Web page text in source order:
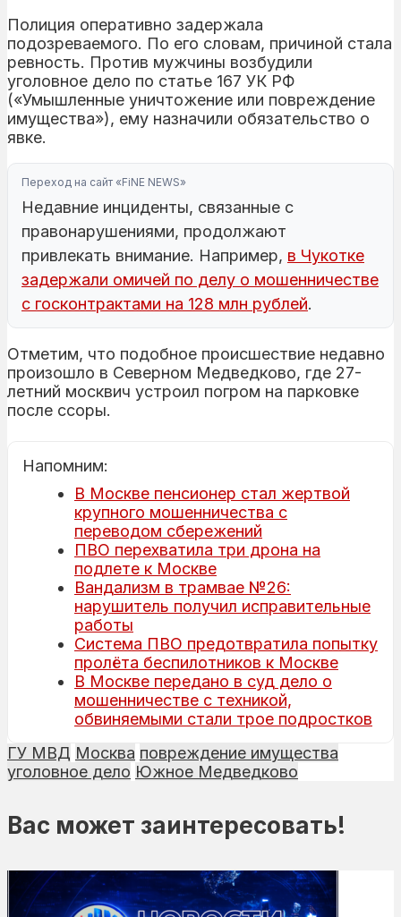
Полиция оперативно задержала
подозреваемого. По его словам, причиной стала
ревность. Против мужчины возбудили
уголовное дело по статье 167 УК РФ
(«Умышленные уничтожение или повреждение
имущества»), ему назначили обязательство о
явке.
Переход на сайт «FiNE NEWS»
Недавние инциденты, связанные с
правонарушениями, продолжают
привлекать внимание. Например, в Чукотке
задержали омичей по делу о мошенничестве
с госконтрактами на 128 млн рублей.
Отметим, что подобное происшествие недавно
произошло в Северном Медведково, где 27-
летний москвич устроил погром на парковке
после ссоры.
Напомним:
В Москве пенсионер стал жертвой
крупного мошенничества с
переводом сбережений
ПВО перехватила три дрона на
подлете к Москве
Вандализм в трамвае №26:
нарушитель получил исправительные
работы
Система ПВО предотвратила попытку
пролёта беспилотников к Москве
В Москве передано в суд дело о
мошенничестве с техникой,
обвиняемыми стали трое подростков
ГУ МВД Москва повреждение имущества
уголовное дело Южное Медведково
Вас может заинтересовать!